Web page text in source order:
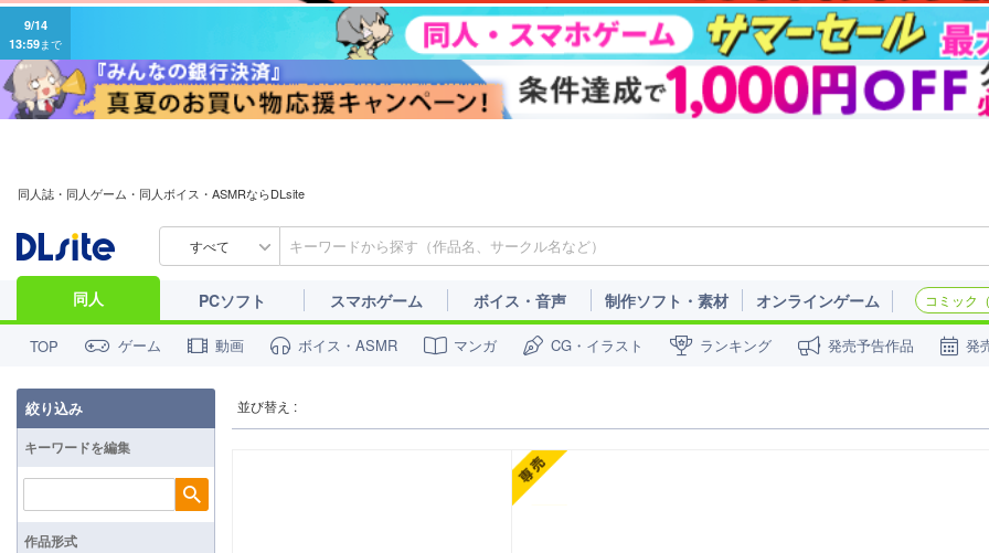
9/14
13:59まで
同人誌・同人ゲーム・同人ボイス・ASMRならDLsite
すべて
同人 PCソフト スマホゲーム ボイス・音声 制作ソフト・素材 オンラインゲーム コミック
TOP ゲーム 動画 ボイス・ASMR マンガ CG・イラスト ランキング 発売予告作品 発
並び替え :
絞り込み
キーワードを編集
検索
作品形式